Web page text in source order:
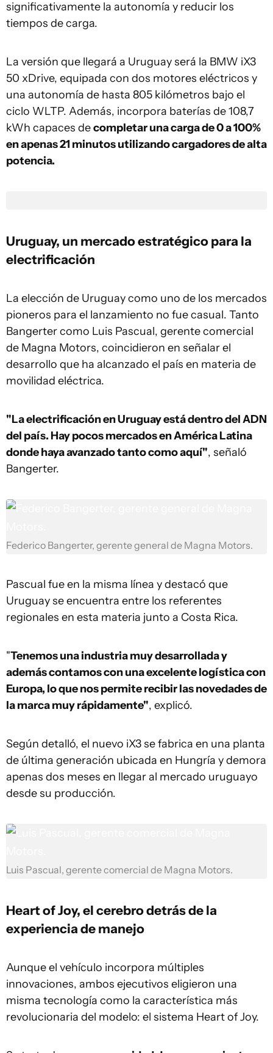
significativamente la autonomía y reducir los
tiempos de carga.
La versión que llegará a Uruguay será la BMW iX3
50 xDrive, equipada con dos motores eléctricos y
una autonomía de hasta 805 kilómetros bajo el
ciclo WLTP. Además, incorpora baterías de 108,7
kWh capaces decompletar una carga de 0 a 100%
en apenas 21 minutos utilizando cargadores de alta
potencia.
Uruguay, un mercado estratégico para la
electrificación
La elección de Uruguay como uno de los mercados
pioneros para el lanzamiento no fue casual. Tanto
Bangerter como Luis Pascual, gerente comercial
de Magna Motors, coincidieron en señalar el
desarrollo que ha alcanzado el país en materia de
movilidad eléctrica.
"La electrificación en Uruguay está dentro del ADN
del país. Hay pocos mercados en América Latina
donde haya avanzado tanto como aquí", señaló
Bangerter.
Federico Bangerter, gerente general de Magna Motors.
Pascual fue en la misma línea y destacó que
Uruguay se encuentra entre los referentes
regionales en esta materia junto a Costa Rica.
"Tenemos una industria muy desarrollada y
además contamos con una excelente logística con
Europa, lo que nos permite recibir las novedades de
la marca muy rápidamente", explicó.
Según detalló, el nuevo iX3 se fabrica en una planta
de última generación ubicada en Hungría y demora
apenas dos meses en llegar al mercado uruguayo
desde su producción.
Luis Pascual, gerente comercial de Magna Motors.
Heart of Joy, el cerebro detrás de la
experiencia de manejo
Aunque el vehículo incorpora múltiples
innovaciones, ambos ejecutivos eligieron una
misma tecnología como la característica más
revolucionaria del modelo: el sistema Heart of Joy.